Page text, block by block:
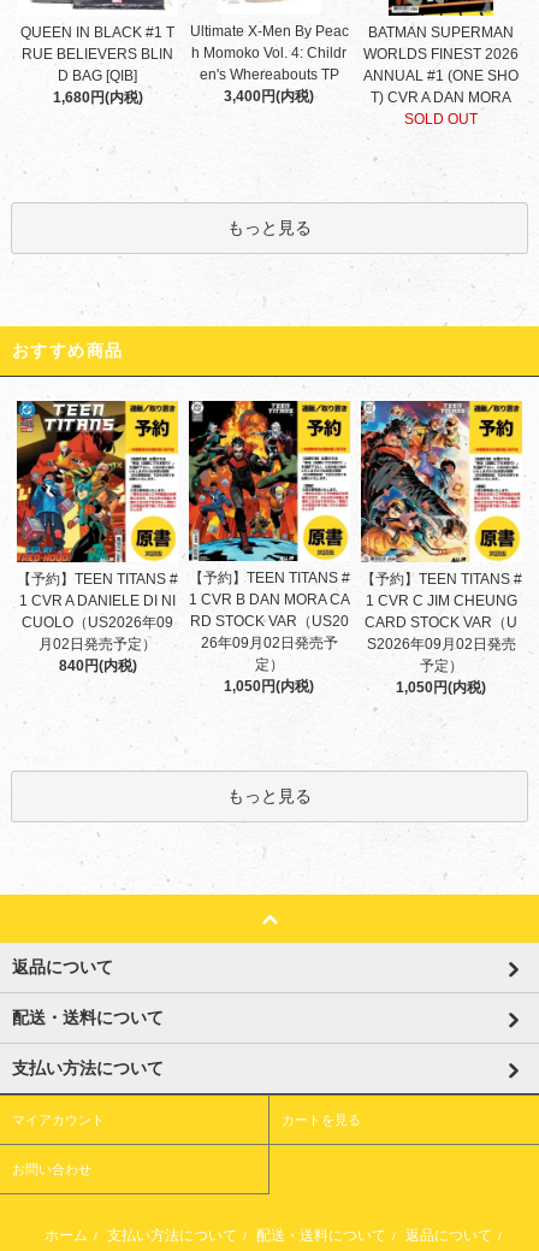
QUEEN IN BLACK #1 T
RUE BELIEVERS BLIN
D BAG [QIB]
1,680円(内税)
Ultimate X-Men By Peac
h Momoko Vol. 4: Childr
en's Whereabouts TP
3,400円(内税)
BATMAN SUPERMAN
WORLDS FINEST 2026
ANNUAL #1 (ONE SHO
T) CVR A DAN MORA
SOLD OUT
もっと見る
おすすめ商品
【予約】TEEN TITANS #
1 CVR A DANIELE DI NI
CUOLO（US2026年09
月02日発売予定）
840円(内税)
【予約】TEEN TITANS #
1 CVR B DAN MORA CA
RD STOCK VAR（US20
26年09月02日発売予
定）
1,050円(内税)
【予約】TEEN TITANS #
1 CVR C JIM CHEUNG
CARD STOCK VAR（U
S2026年09月02日発売
予定）
1,050円(内税)
もっと見る
返品について
配送・送料について
支払い方法について
マイアカウント カートを見る
お問い合わせ
ホーム / 支払い方法について / 配送・送料について / 返品について /